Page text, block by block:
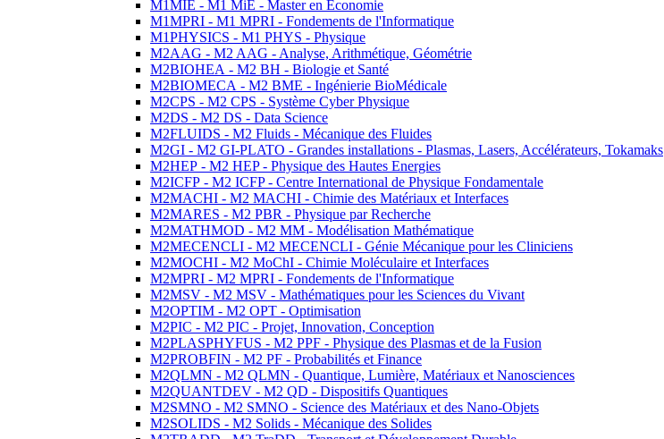
M1MIE - M1 MiE - Master en Economie
M1MPRI - M1 MPRI - Fondements de l'Informatique
M1PHYSICS - M1 PHYS - Physique
M2AAG - M2 AAG - Analyse, Arithmétique, Géométrie
M2BIOHEA - M2 BH - Biologie et Santé
M2BIOMECA - M2 BME - Ingénierie BioMédicale
M2CPS - M2 CPS - Système Cyber Physique
M2DS - M2 DS - Data Science
M2FLUIDS - M2 Fluids - Mécanique des Fluides
M2GI - M2 GI-PLATO - Grandes installations - Plasmas, Lasers, Accélérateurs, Tokamaks
M2HEP - M2 HEP - Physique des Hautes Energies
M2ICFP - M2 ICFP - Centre International de Physique Fondamentale
M2MACHI - M2 MACHI - Chimie des Matériaux et Interfaces
M2MARES - M2 PBR - Physique par Recherche
M2MATHMOD - M2 MM - Modélisation Mathématique
M2MECENCLI - M2 MECENCLI - Génie Mécanique pour les Cliniciens
M2MOCHI - M2 MoChI - Chimie Moléculaire et Interfaces
M2MPRI - M2 MPRI - Fondements de l'Informatique
M2MSV - M2 MSV - Mathématiques pour les Sciences du Vivant
M2OPTIM - M2 OPT - Optimisation
M2PIC - M2 PIC - Projet, Innovation, Conception
M2PLASPHYFUS - M2 PPF - Physique des Plasmas et de la Fusion
M2PROBFIN - M2 PF - Probabilités et Finance
M2QLMN - M2 QLMN - Quantique, Lumière, Matériaux et Nanosciences
M2QUANTDEV - M2 QD - Dispositifs Quantiques
M2SMNO - M2 SMNO - Science des Matériaux et des Nano-Objets
M2SOLIDS - M2 Solids - Mécanique des Solides